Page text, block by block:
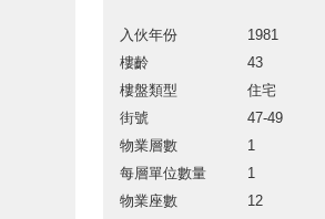
入伙年份
1981
樓齡
43
樓盤類型
住宅
街號
47-49
物業層數
1
每層單位數量
1
物業座數
12